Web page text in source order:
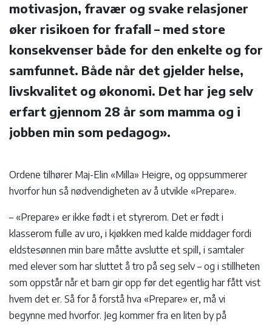
motivasjon, fravær og svake relasjoner
øker risikoen for frafall – med store
konsekvenser både for den enkelte og for
samfunnet. Både når det gjelder helse,
livskvalitet og økonomi. Det har jeg selv
erfart gjennom 28 år som mamma og i
jobben min som pedagog».
Ordene tilhører Maj-Elin «Milla» Heigre, og oppsummerer
hvorfor hun så nødvendigheten av å utvikle «Prepare».
– «Prepare» er ikke født i et styrerom. Det er født i
klasserom fulle av uro, i kjøkken med kalde middager fordi
eldstesønnen min bare måtte avslutte et spill, i samtaler
med elever som har sluttet å tro på seg selv – og i stillheten
som oppstår når et barn gir opp før det egentlig har fått vist
hvem det er. Så for å forstå hva «Prepare» er, må vi
begynne med hvorfor. Jeg kommer fra en liten by på